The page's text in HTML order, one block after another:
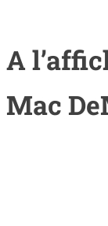
A
Mac